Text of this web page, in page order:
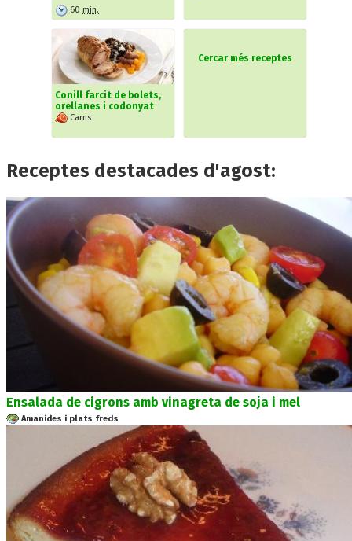
60 min.
Conill farcit de bolets,
orellanes i codonyat
Carns
Cercar més receptes
Receptes destacades d'agost:
Ensalada de cigrons amb vinagreta de soja i mel
Amanides i plats freds